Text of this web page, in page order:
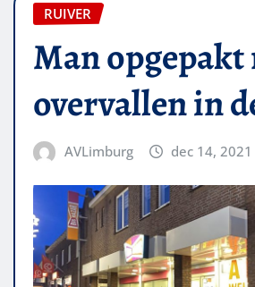
RUIVER
Man opgepakt
overvallen in
AVLimburg dec 14, 2021